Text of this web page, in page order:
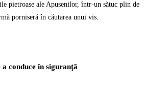
pietroase ale Apusenilor, într-un sătuc plin de
porniseră în căutarea unui vis.
conduce în siguranţă